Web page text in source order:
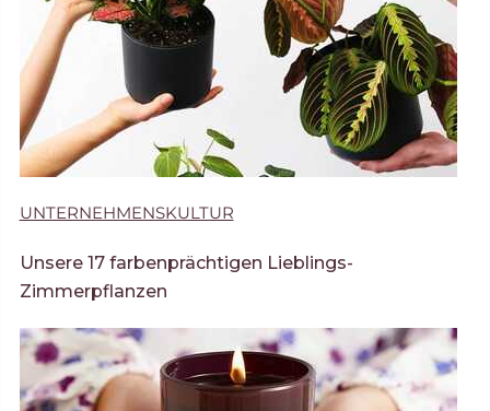
UNTERNEHMENSKULTUR
Unsere 17 farbenprächtigen Lieblings-
Zimmerpflanzen